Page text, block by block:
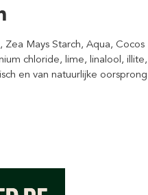
Zea Mays Starch, Aqua,
chloride, lime, linalool,
en van natuurlijke